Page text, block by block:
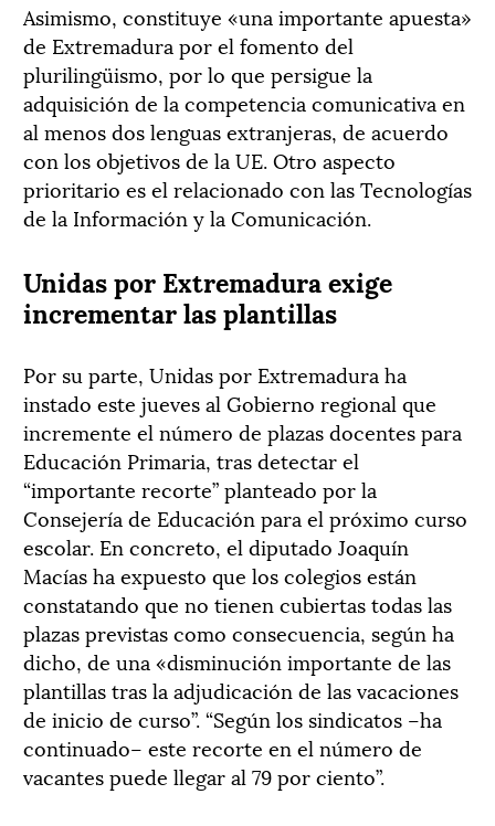
Asimismo, constituye «una importante apuesta»
de Extremadura por el fomento del
plurilingüismo, por lo que persigue la
adquisición de la competencia comunicativa en
al menos dos lenguas extranjeras, de acuerdo
con los objetivos de la UE. Otro aspecto
prioritario es el relacionado con las Tecnologías
de la Información y la Comunicación.
Unidas por Extremadura exige
incrementar las plantillas
Por su parte, Unidas por Extremadura ha
instado este jueves al Gobierno regional que
incremente el número de plazas docentes para
Educación Primaria, tras detectar el
“importante recorte” planteado por la
Consejería de Educación para el próximo curso
escolar. En concreto, el diputado Joaquín
Macías ha expuesto que los colegios están
constatando que no tienen cubiertas todas las
plazas previstas como consecuencia, según ha
dicho, de una «disminución importante de las
plantillas tras la adjudicación de las vacaciones
de inicio de curso”. “Según los sindicatos –ha
continuado– este recorte en el número de
vacantes puede llegar al 79 por ciento”.